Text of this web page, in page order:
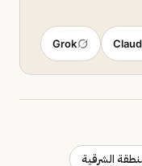
Grok
الشرقية